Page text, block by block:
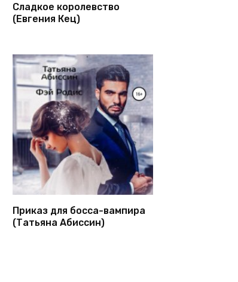
Сладкое королевство
(Евгения Кец)
Приказ для босса-вампира
(Татьяна Абиссин)